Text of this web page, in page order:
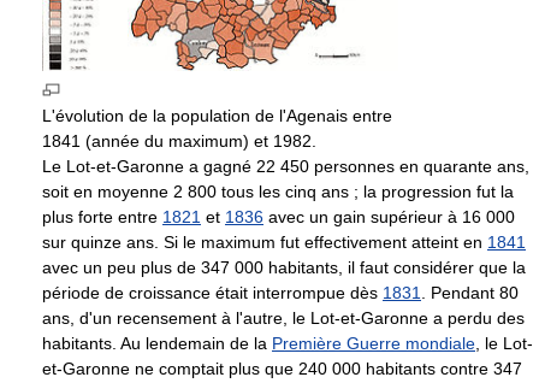
L'évolution de la population de l'Agenais entre
1841 (année du maximum) et 1982.
Le Lot-et-Garonne a gagné 22 450 personnes en quarante ans,
soit en moyenne 2 800 tous les cinq ans ; la progression fut la
plus forte entre 1821 et 1836 avec un gain supérieur à 16 000
sur quinze ans. Si le maximum fut effectivement atteint en 1841
avec un peu plus de 347 000 habitants, il faut considérer que la
période de croissance était interrompue dès 1831. Pendant 80
ans, d'un recensement à l'autre, le Lot-et-Garonne a perdu des
habitants. Au lendemain de la Première Guerre mondiale, le Lot-
et-Garonne ne comptait plus que 240 000 habitants contre 347